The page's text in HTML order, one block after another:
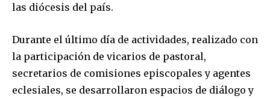
las diócesis del país.
Durante el último día de actividades, realizado con
la participación de vicarios de pastoral,
secretarios de comisiones episcopales y agentes
eclesiales, se desarrollaron espacios de diálogo y